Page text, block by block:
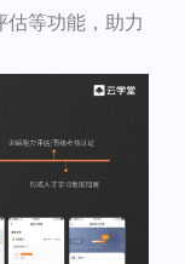
估等功能，助力